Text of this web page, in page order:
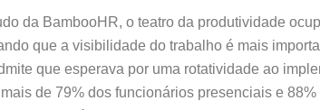
da BambooHR, o teatro da produtividade
que a visibilidade do trabalho é mais
que esperava por uma rotatividade ao
de 79% dos funcionários presenciais e